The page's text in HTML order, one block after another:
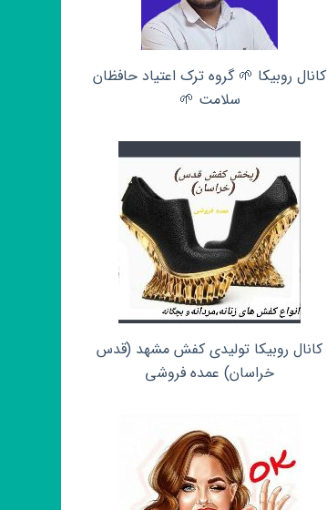
کانال روبیکا 🌱 گروه ترک اعتیاد حافظان
سلامت 🌱
کانال روبیکا تولیدی کفش مشهد (قدس
خراسان) عمده فروشی